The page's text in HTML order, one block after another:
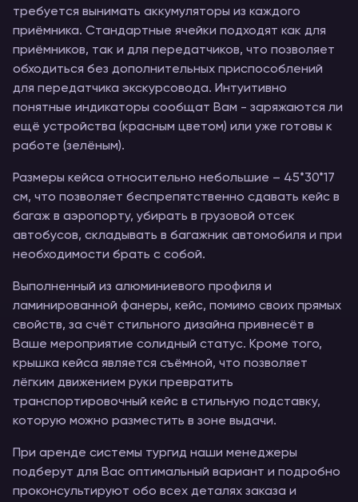
требуется вынимать аккумуляторы из каждого
приёмника. Стандартные ячейки подходят как для
приёмников, так и для передатчиков, что позволяет
обходиться без дополнительных приспособлений
для передатчика экскурсовода. Интуитивно
понятные индикаторы сообщат Вам - заряжаются ли
ещё устройства (красным цветом) или уже готовы к
работе (зелёным).
Размеры кейса относительно небольшие – 45*30*17
см, что позволяет беспрепятственно сдавать кейс в
багаж в аэропорту, убирать в грузовой отсек
автобусов, складывать в багажник автомобиля и при
необходимости брать с собой.
Выполненный из алюминиевого профиля и
ламинированной фанеры, кейс, помимо своих прямых
свойств, за счёт стильного дизайна привнесёт в
Ваше мероприятие солидный статус. Кроме того,
крышка кейса является съёмной, что позволяет
лёгким движением руки превратить
транспортировочный кейс в стильную подставку,
которую можно разместить в зоне выдачи.
При аренде системы тургид наши менеджеры
подберут для Вас оптимальный вариант и подробно
проконсультируют обо всех деталях заказа и